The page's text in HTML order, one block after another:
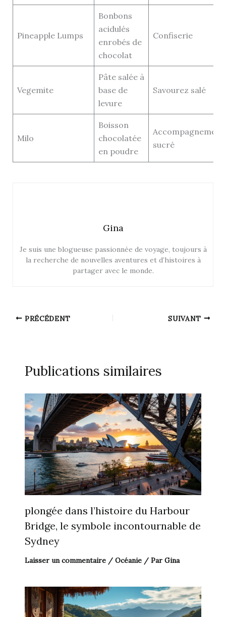
Pineapple Lumps
Bonbons
acidulés
enrobés de
chocolat
Confiserie
Vegemite
Pâte salée à
base de
levure
Savourez salé
Milo
Boisson
chocolatée
en poudre
Accompagnement
sucré
Gina
Je suis une blogueuse passionnée de voyage, toujours à
la recherche de nouvelles aventures et d’histoires à
partager avec le monde.
PRÉCÉDENT SUIVANT
Publications similaires
plongée dans l’histoire du Harbour
Bridge, le symbole incontournable de
Sydney
Laisser un commentaire / Océanie/ Par Gina